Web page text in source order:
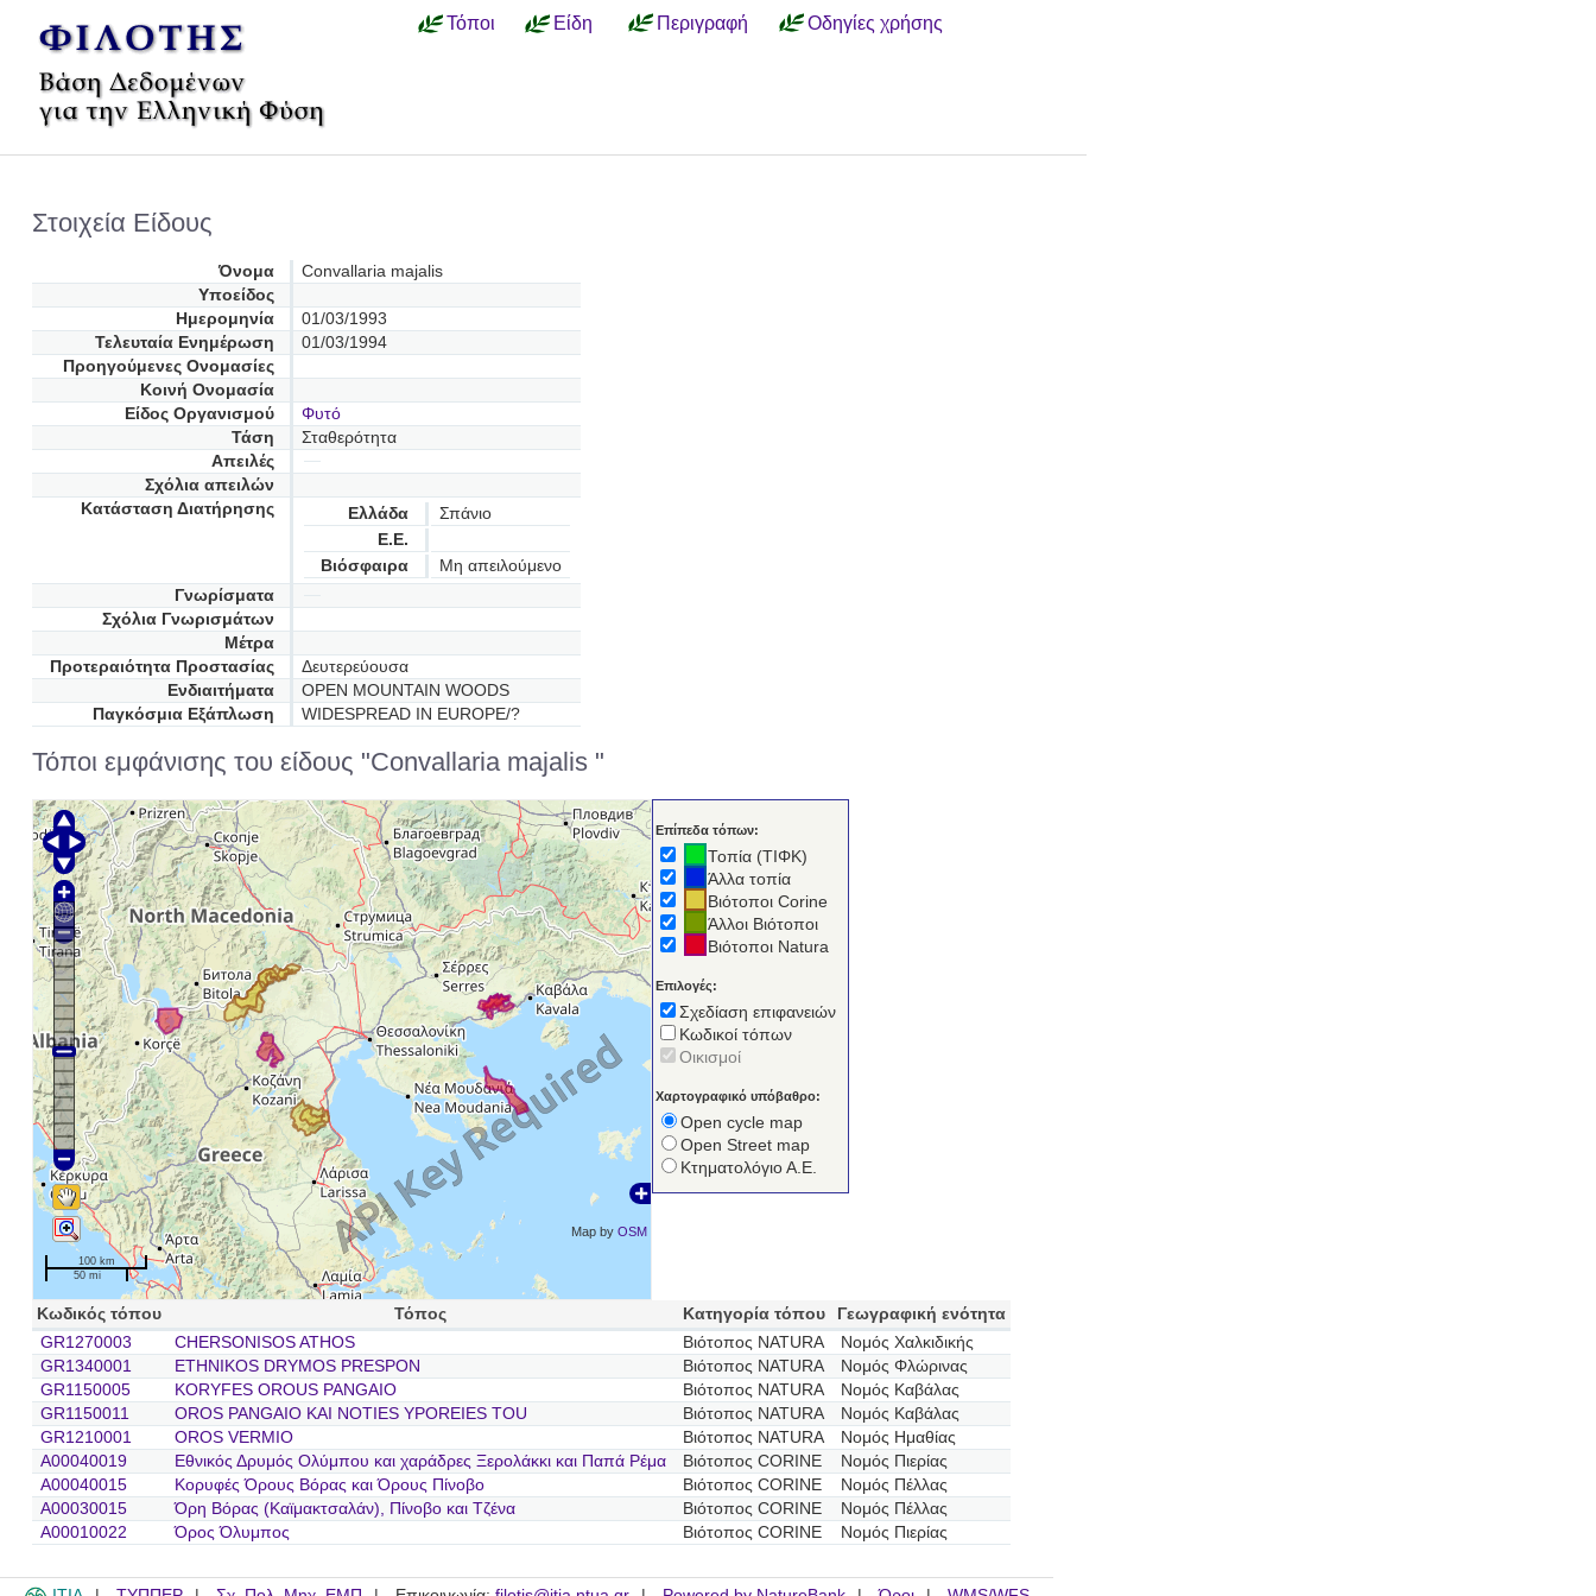
Τόποι Είδη Περιγραφή Οδηγίες χρήσης
Στοιχεία Είδους
Όνομα
Convallaria majalis
Υποείδος
Ημερομηνία
01/03/1993
Τελευταία Ενημέρωση
01/03/1994
Προηγούμενες Oνομασίες
Κοινή Ονομασία
Είδος Οργανισμού
Φυτό
Τάση
Σταθερότητα
Απειλές
Σχόλια απειλών
Κατάσταση Διατήρησης
Ελλάδα
Σπάνιο
Ε.Ε.
Βιόσφαιρα
Μη απειλούμενο
Γνωρίσματα
Σχόλια Γνωρισμάτων
Μέτρα
Προτεραιότητα Προστασίας
Δευτερεύουσα
Ενδιαιτήματα
OPEN MOUNTAIN WOODS
Παγκόσμια Εξάπλωση
WIDESPREAD IN EUROPE/?
Τόποι εμφάνισης του είδους "Convallaria majalis "
Map byOSM
100 km
50 mi
Επίπεδα τόπων:
Τοπία (ΤΙΦΚ)
Άλλα τοπία
Βιότοποι Corine
Άλλοι Βιότοποι
Βιότοποι Natura
Επιλογές:
Σχεδίαση επιφανειών
Κωδικοί τόπων
Οικισμοί
Χαρτογραφικό υπόβαθρο:
Open cycle map
Open Street map
Κτηματολόγιο Α.Ε.
Κωδικός τόπου Τόπος Κατηγορία τόπου
Γεωγραφική ενότητα
GR1270003
CHERSONISOS ATHOS Βιότοπος NATURA
Νομός Χαλκιδικής
GR1340001
ETHNIKOS DRYMOS PRESPON Βιότοπος NATURA
Νομός Φλώρινας
GR1150005
KORYFES OROUS PANGAIO Βιότοπος NATURA
Νομός Καβάλας
GR1150011
OROS PANGAIO KAI NOTIES YPOREIES TOU Βιότοπος NATURA
Νομός Καβάλας
GR1210001
OROS VERMIO Βιότοπος NATURA
Νομός Ημαθίας
A00040019
Εθνικός Δρυμός Ολύμπου και χαράδρες Ξερολάκκι και Παπά Ρέμα Βιότοπος CORINE
Νομός Πιερίας
A00040015
Κορυφές Όρους Βόρας και Όρους Πίνοβο Βιότοπος CORINE
Νομός Πέλλας
A00030015
Όρη Βόρας (Καϊμακτσαλάν), Πίνοβο και Τζένα Βιότοπος CORINE
Νομός Πέλλας
A00010022
Όρος Όλυμπος Βιότοπος CORINE Νομός Πιερίας